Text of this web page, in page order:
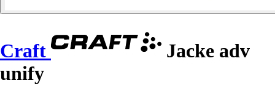
Craft
Jacke adv
unify